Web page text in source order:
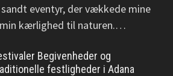
eventyr, der vækkede mine
kærlighed til naturen.…
Begivenheder og
festligheder i Adana